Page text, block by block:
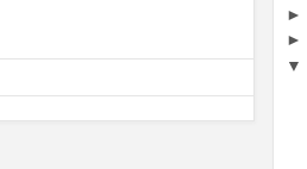
►
►
▼